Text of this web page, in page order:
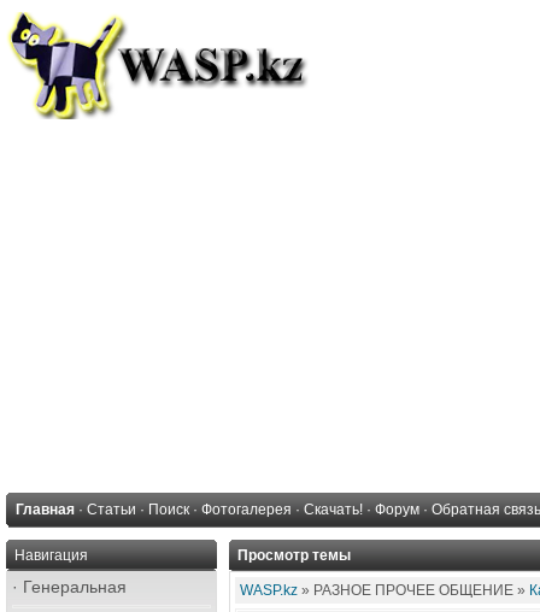
Главная · Статьи · Поиск · Фотогалерея · Скачать! · Форум · Обратная связь
Навигация
· Генеральная
Просмотр темы
WASP.kz » РАЗНОЕ ПРОЧЕЕ ОБЩЕНИЕ »